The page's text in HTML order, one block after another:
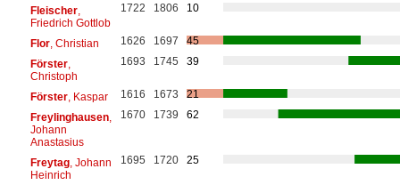
Fleischer,
Friedrich Gottlob
1722 1806 10
Flor, Christian 1626 1697
45
Förster,
Christoph
1693 1745 39
Förster, Kaspar 1616 1673
21
Freylinghausen,
Johann
Anastasius
1670 1739 62
Freytag, Johann
Heinrich
1695 1720 25